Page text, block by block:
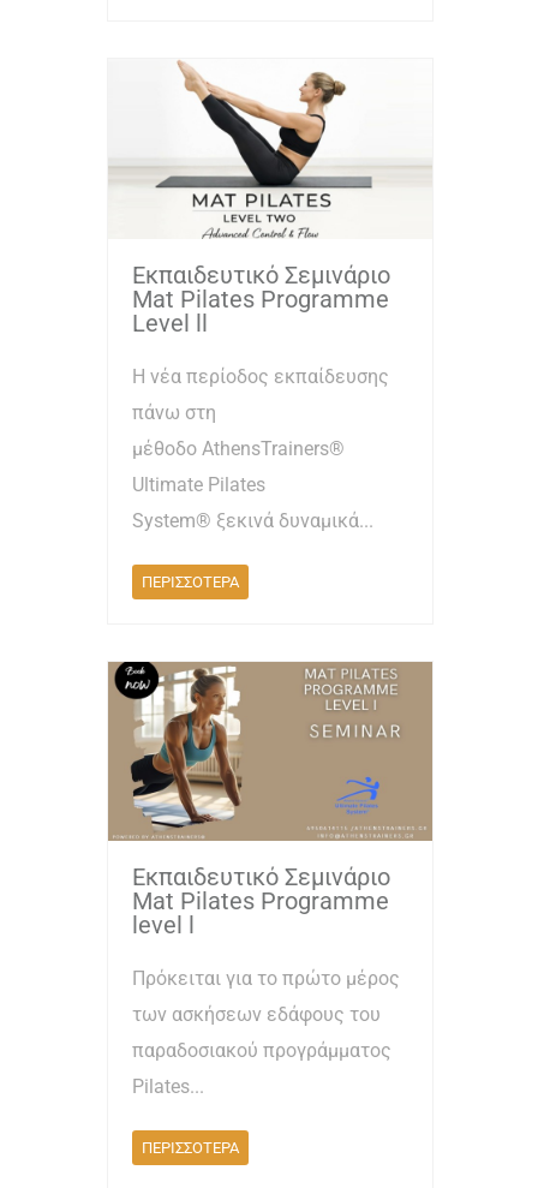
Εκπαιδευτικό Σεμινάριο
Mat Pilates Programme
Level ll
Η νέα περίοδος εκπαίδευσης
πάνω στη
μέθοδο AthensTrainers®
Ultimate Pilates
System® ξεκινά δυναμικά...
ΠΕΡΙΣΣΟΤΕΡΑ
Εκπαιδευτικό Σεμινάριο
Mat Pilates Programme
level l
Πρόκειται για το πρώτο μέρος
των ασκήσεων εδάφους του
παραδοσιακού προγράμματος
Pilates...
ΠΕΡΙΣΣΟΤΕΡΑ